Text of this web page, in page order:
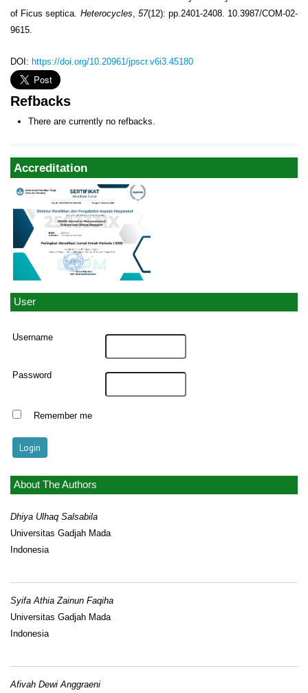
Accreditation
User
Username
Password
Remember me
About The Authors
Dhiya Ulhaq Salsabila
Universitas Gadjah Mada
Indonesia
Syifa Athia Zainun Faqiha
Universitas Gadjah Mada
Indonesia
Afivah Dewi Anggraeni
of Ficus septica. Heterocycles, 57(12): pp.2401-2408. 10.3987/COM-02-
9615.
DOI: https://doi.org/10.20961/jpscr.v6i3.45180
Refbacks
There are currently no refbacks.